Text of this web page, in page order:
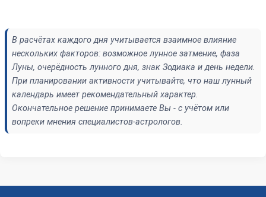
В расчётах каждого дня учитывается взаимное влияние
нескольких факторов: возможное лунное затмение, фаза
Луны, очерёдность лунного дня, знак Зодиака и день недели.
При планировании активности учитывайте, что наш лунный
календарь имеет рекомендательный характер.
Окончательное решение принимаете Вы - с учётом или
вопреки мнения специалистов-астрологов.